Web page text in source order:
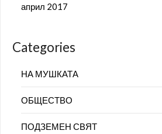
април 2017
Categories
НА МУШКАТА
ОБЩЕСТВО
ПОДЗЕМЕН СВЯТ